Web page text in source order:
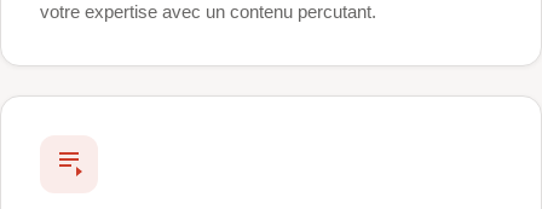
votre expertise avec un contenu percutant.